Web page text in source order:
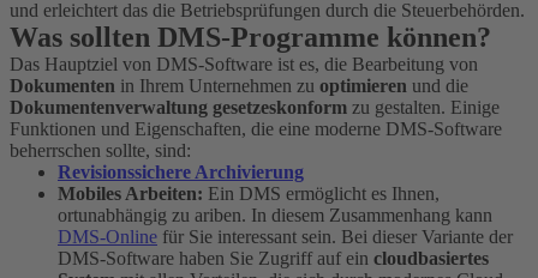
und erleichtert das die Betriebsprüfungen durch die Steuerbehörden.
Was sollten DMS-Programme können?
Das Hauptziel von DMS-Software ist es, die Bearbeitung von
Dokumenten in Ihrem Unternehmen zu optimieren und die
Dokumentenverwaltung gesetzeskonform zu gestalten. Einige
Funktionen und Eigenschaften, die eine moderne DMS-Software
beherrschen sollte, sind:
Revisionssichere Archivierung
Mobiles Arbeiten: Ein DMS ermöglicht es Ihnen,
ortunabhängig zu ariben. In diesem Zusammenhang kann
DMS-Online für Sie interessant sein. Bei dieser Variante der
DMS-Software haben Sie Zugriff auf ein cloudbasiertes